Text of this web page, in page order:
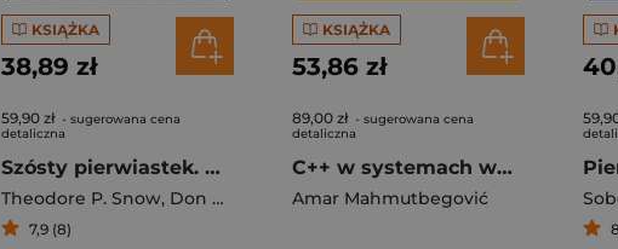
KSIĄŻKA
38,89 zł
59,90 zł - sugerowana cena
detaliczna
Szósty pierwiastek. Podróż przez Wszechświat śladem atomu, z którego powstaliśmy
Theodore P. Snow, Don Brownlee
7,9 (8)
KSIĄŻKA
53,86 zł
89,00 zł - sugerowana cena
detaliczna
C++ w systemach wbudowanych. Skuteczna migracja z C do nowoczesnego C++
Amar Mahmutbegović